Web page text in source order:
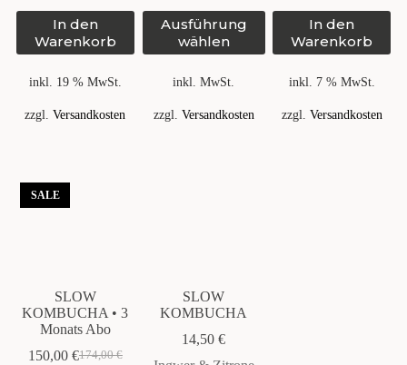
In den
Warenkorb
inkl. 19 % MwSt.
zzgl.Versandkosten
Ausführung
wählen
Dieses
Produkt
weist
Varianten
Die
inkl. MwSt.
zzgl. Versandkosten
In den
Warenkorb
inkl. 7 % MwSt.
zzgl. Versandkosten
SALE
SLOW
KOMBUCHA • 3
Monats Abo
174,00€
150,00 €
SLOW
KOMBUCHA
14,50 €